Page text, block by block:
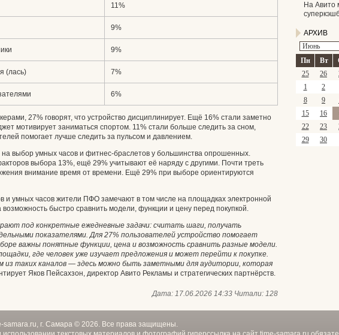
11%
9%
9%
(лась) 7%
6%
27% говорят, что устройство дисциплинирует. Ещё 16% стали заметно
мотивирует заниматься спортом. 11% стали больше следить за сном,
помогает лучше следить за пульсом и давлением.
выбор умных часов и фитнес-браслетов у большинства опрошенных.
выбора 13%, ещё 29% учитывают её наряду с другими. Почти треть
внимание время от времени. Ещё 29% при выборе ориентируются
и умных часов жители ПФО замечают в том числе на площадках электронной
быстро сравнить модели, функции и цену перед покупкой.
под конкретные ежедневные задачи: считать шаги, получать
показателями. Для 27% пользователей устройство помогает
важны понятные функции, цена и возможность сравнить разные модели.
где человек уже изучает предложения и может перейти к покупке.
из таких каналов — здесь можно быть заметными для аудитории, которая
Яков Пейсахзон, директор Авито Рекламы и стратегических партнёрств.
Дата: 17.06.2026 14:33 Читали: 128
На Авито
АРХИВ
Пн Вт
25
26
1
2
8
9
15
16
22
23
29
30
samara.ru, г. Самара © 2026. Все права защищены.